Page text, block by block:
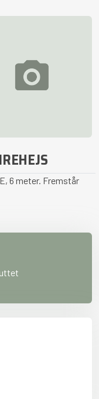
6 meter. Fremstår